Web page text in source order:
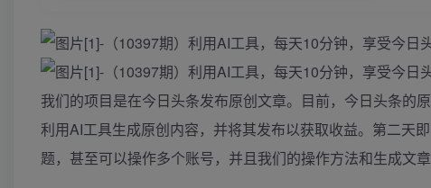
我们的项目是在今日头条发布原创文章。目前，今日头条的
利用AI工具生成原创内容，并将其发布以获取收益。第二天
题，甚至可以操作多个账号，并且我们的操作方法和生成文